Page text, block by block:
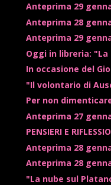
Anteprima 29
Anteprima 28
Anteprima 29
Oggi in libreria:
In occasione del
"Il volontario di
Per non
Anteprima 27
PENSIERI E
Anteprima 28
Anteprima 28
"La nube sul